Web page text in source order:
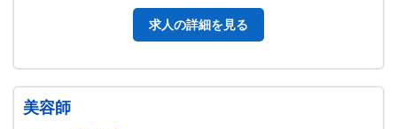
求人の詳細を見る
美容師